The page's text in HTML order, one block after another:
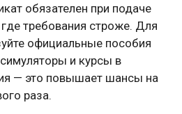
обязателен при подаче
требования строже. Для
официальные пособия
и курсы в
— это повышает шансы на
раза.